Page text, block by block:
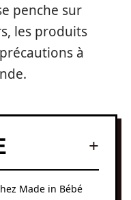
penche sur
les produits
à
Made in Bébé